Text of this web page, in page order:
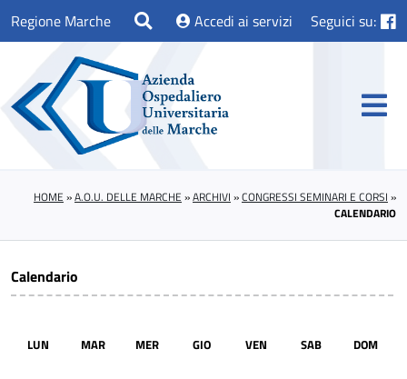
Regione Marche Accedi ai servizi Seguici su:
HOME »A.O.U. DELLE MARCHE »ARCHIVI »CONGRESSI SEMINARI E CORSI »
CALENDARIO
Calendario
LUN MAR MER GIO VEN SAB DOM